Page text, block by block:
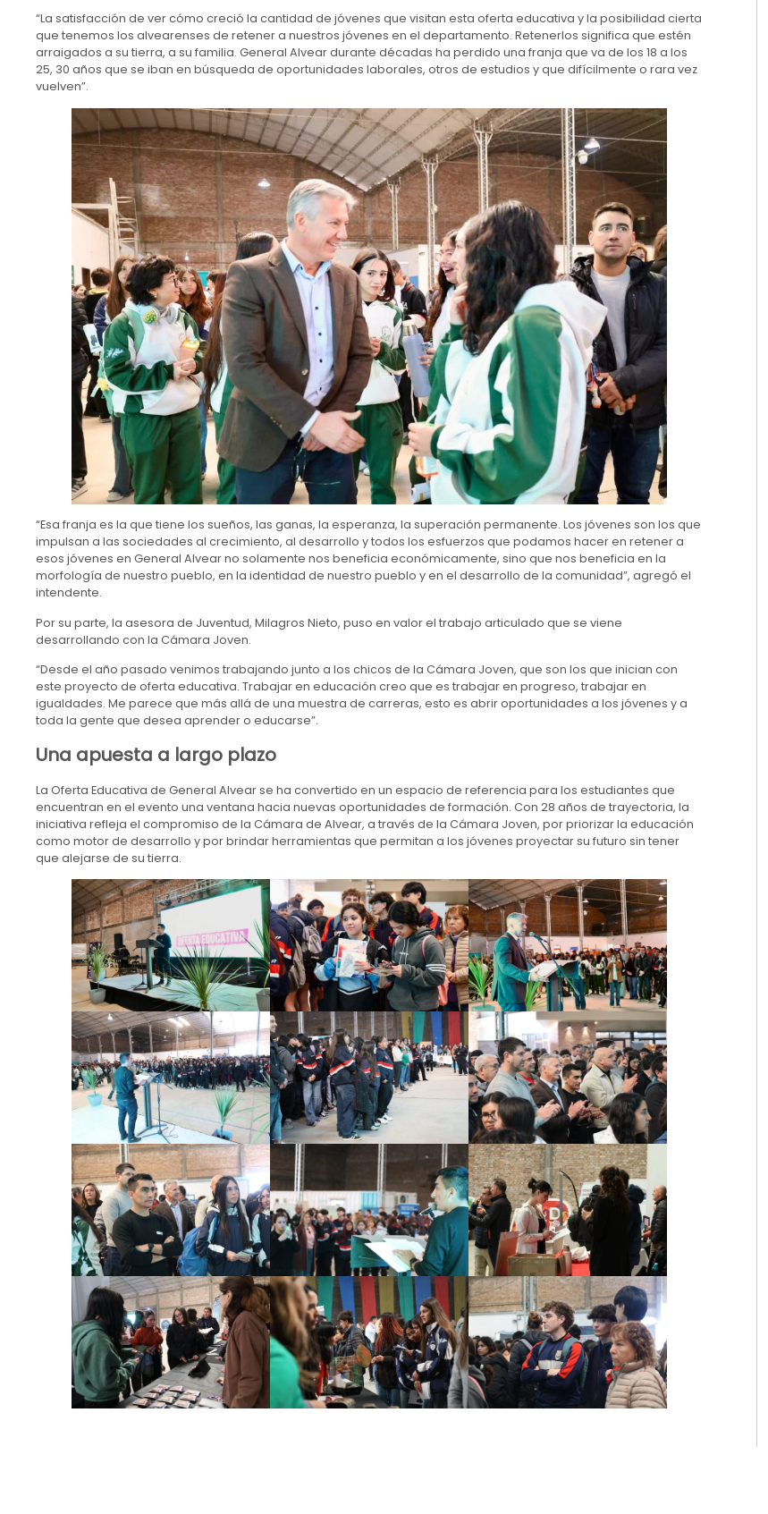
“La satisfacción de ver cómo creció la cantidad de jóvenes que visitan esta oferta educativa y la posibilidad cierta
que tenemos los alvearenses de retener a nuestros jóvenes en el departamento. Retenerlos significa que estén
arraigados a su tierra, a su familia. General Alvear durante décadas ha perdido una franja que va de los 18 a los
25, 30 años que se iban en búsqueda de oportunidades laborales, otros de estudios y que difícilmente o rara vez
vuelven”.
“Esa franja es la que tiene los sueños, las ganas, la esperanza, la superación permanente. Los jóvenes son los que
impulsan a las sociedades al crecimiento, al desarrollo y todos los esfuerzos que podamos hacer en retener a
esos jóvenes en General Alvear no solamente nos beneficia económicamente, sino que nos beneficia en la
morfología de nuestro pueblo, en la identidad de nuestro pueblo y en el desarrollo de la comunidad”, agregó el
intendente.
Por su parte, la asesora de Juventud, Milagros Nieto, puso en valor el trabajo articulado que se viene
desarrollando con la Cámara Joven.
“Desde el año pasado venimos trabajando junto a los chicos de la Cámara Joven, que son los que inician con
este proyecto de oferta educativa. Trabajar en educación creo que es trabajar en progreso, trabajar en
igualdades. Me parece que más allá de una muestra de carreras, esto es abrir oportunidades a los jóvenes y a
toda la gente que desea aprender o educarse”.
Una apuesta a largo plazo
La Oferta Educativa de General Alvear se ha convertido en un espacio de referencia para los estudiantes que
encuentran en el evento una ventana hacia nuevas oportunidades de formación. Con 28 años de trayectoria, la
iniciativa refleja el compromiso de la Cámara de Alvear, a través de la Cámara Joven, por priorizar la educación
como motor de desarrollo y por brindar herramientas que permitan a los jóvenes proyectar su futuro sin tener
que alejarse de su tierra.